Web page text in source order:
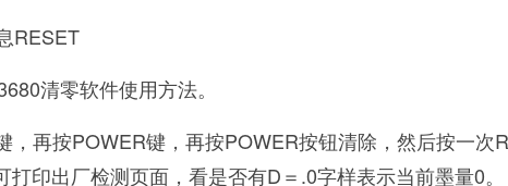
RESET
清零软件使用方法。
，再按POWER键，再按POWER按钮清除，然后按一次
印出厂检测页面，看是否有D＝.0字样表示当前墨量0。